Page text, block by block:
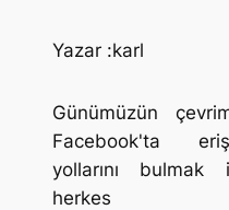
Yazar :karl
Günümüzün
Facebook'ta
yollarını
herkes